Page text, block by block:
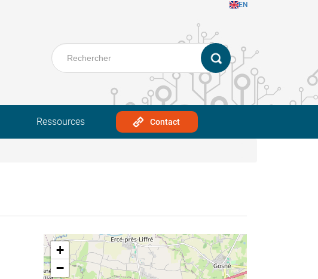
EN
Ressources Contact
+
−